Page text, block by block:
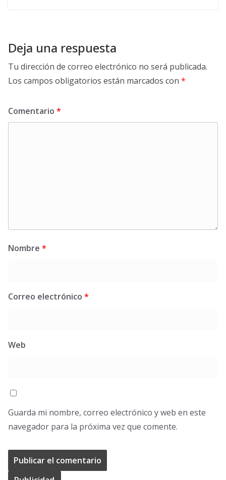
Deja una respuesta
Tu dirección de correo electrónico no será publicada.
Los campos obligatorios están marcados con *
Comentario *
Nombre *
Correo electrónico *
Web
Guarda mi nombre, correo electrónico y web en este
navegador para la próxima vez que comente.